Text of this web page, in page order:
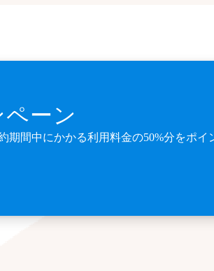
ーン
期間中にかかる利用料金の50%分をポイ